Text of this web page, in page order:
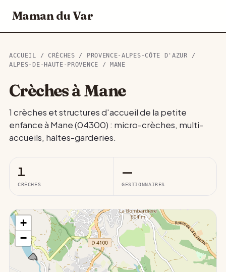
Maman du Var
ACCUEIL / CRÈCHES / PROVENCE-ALPES-CÔTE D'AZUR /
ALPES-DE-HAUTE-PROVENCE / MANE
Crèches à Mane
1 crèches et structures d'accueil de la petite
enfance à Mane (04300) : micro-crèches, multi-
accueils, haltes-garderies.
1
CRÈCHES
—
GESTIONNAIRES
+
−